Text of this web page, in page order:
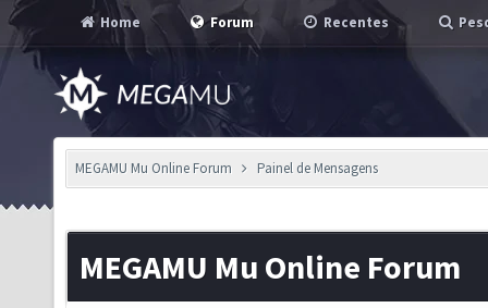
Home Forum Recentes
MEGAMU Mu Online Forum Painel de Mensagens
MEGAMU Mu Online Forum